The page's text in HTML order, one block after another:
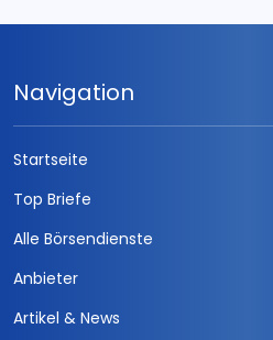
Navigation
Startseite
Top Briefe
Alle Börsendienste
Anbieter
Artikel & News